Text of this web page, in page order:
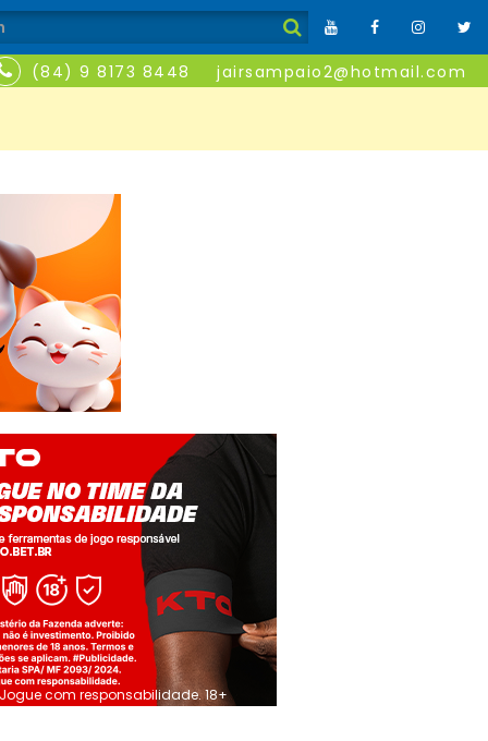
(84) 9 8173 8448 jairsampaio2@hotmail.com
Jogue com responsabilidade. 18+